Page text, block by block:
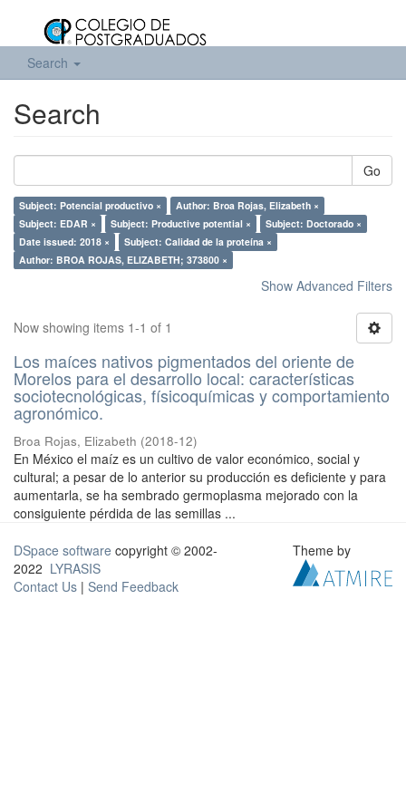
Search
Search
Go
Subject: Potencial productivo ×
Author: Broa Rojas, Elizabeth ×
Subject: EDAR ×
Subject: Productive potential ×
Subject: Doctorado ×
Date issued: 2018 ×
Subject: Calidad de la proteína ×
Author: BROA ROJAS, ELIZABETH; 373800 ×
Show Advanced Filters
Now showing items 1-1 of 1
Los maíces nativos pigmentados del oriente de
Morelos para el desarrollo local: características
sociotecnológicas, físicoquímicas y comportamiento
agronómico.
Broa Rojas, Elizabeth (2018-12)
En México el maíz es un cultivo de valor económico, social y
cultural; a pesar de lo anterior su producción es deficiente y para
aumentarla, se ha sembrado germoplasma mejorado con la
consiguiente pérdida de las semillas ...
DSpace software copyright © 2002-
2022 LYRASIS
Contact Us | Send Feedback
Theme by